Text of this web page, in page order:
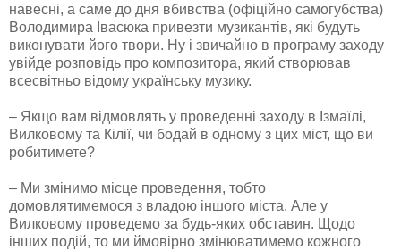
навесні, а саме до дня вбивства (офіційно самогубства)
Володимира Івасюка привезти музикантів, які будуть
виконувати його твори. Ну і звичайно в програму заходу
увійде розповідь про композитора, який створював
всесвітньо відому українську музику.
– Якщо вам відмовлять у проведенні заходу в Ізмаїлі,
Вилковому та Кілії, чи бодай в одному з цих міст, що ви
робитимете?
– Ми змінимо місце проведення, тобто
домовлятимемося з владою іншого міста. Але у
Вилковому проведемо за будь-яких обставин. Щодо
інших подій, то ми ймовірно змінюватимемо кожного